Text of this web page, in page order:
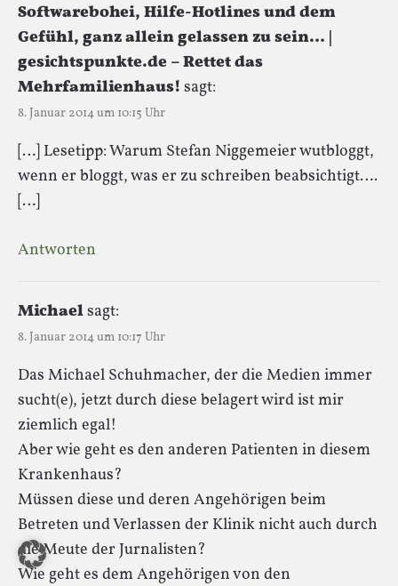
Softwarebohei, Hilfe-Hotlines und dem
Gefühl, ganz allein gelassen zu sein… |
gesichtspunkte.de – Rettet das
Mehrfamilienhaus! sagt:
8. Januar 2014 um 10:15 Uhr
[…] Lesetipp: Warum Stefan Niggemeier wutbloggt,
wenn er bloggt, was er zu schreiben beabsichtigt….
[…]
Antworten
Michaelsagt:
8. Januar 2014 um 10:17 Uhr
Das Michael Schuhmacher, der die Medien immer
sucht(e), jetzt durch diese belagert wird ist mir
ziemlich egal!
Aber wie geht es den anderen Patienten in diesem
Krankenhaus?
Müssen diese und deren Angehörigen beim
Betreten und Verlassen der Klinik nicht auch durch
die Meute der Jurnalisten?
Wie geht es dem Angehörigen von den